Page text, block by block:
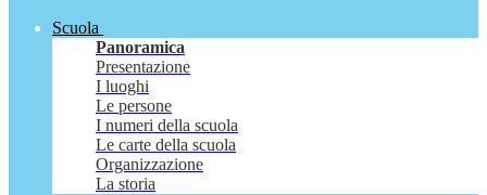
Scuola
Panoramica
Presentazione
I luoghi
Le persone
I numeri della scuola
Le carte della scuola
Organizzazione
La storia